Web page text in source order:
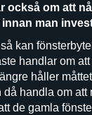
också om att
man
kan
handlar om att
håller
då handla om att
de gamla